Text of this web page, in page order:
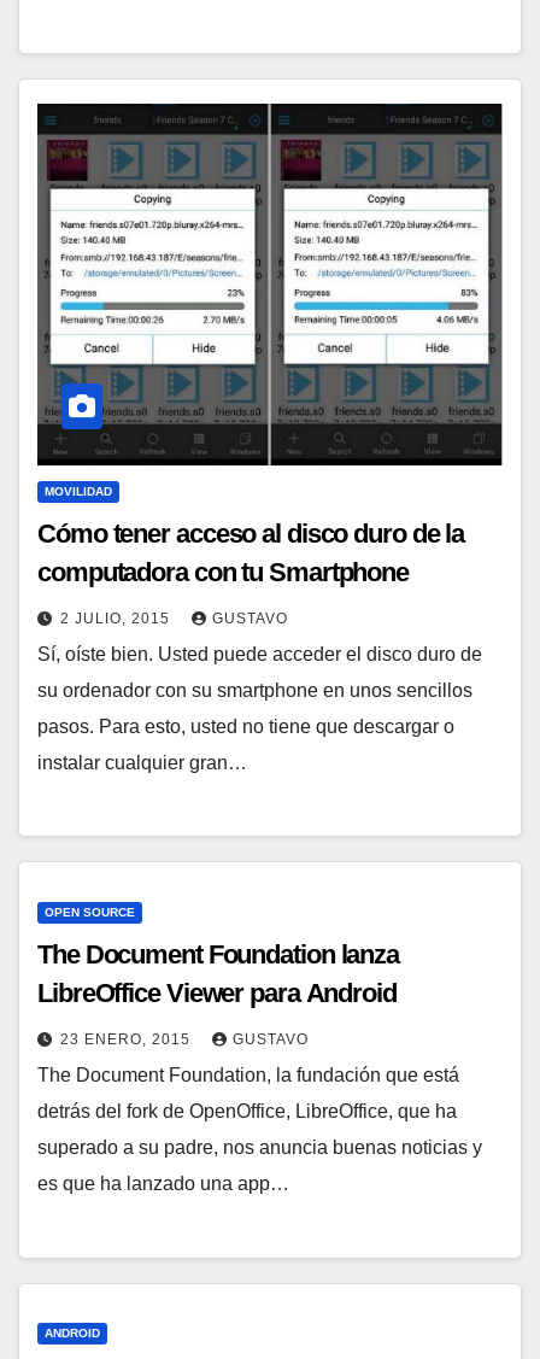
MOVILIDAD
Cómo tener acceso al disco duro de la
computadora con tu Smartphone
2 JULIO, 2015 GUSTAVO
Sí, oíste bien. Usted puede acceder el disco duro de
su ordenador con su smartphone en unos sencillos
pasos. Para esto, usted no tiene que descargar o
instalar cualquier gran…
OPEN SOURCE
The Document Foundation lanza
LibreOffice Viewer para Android
23 ENERO, 2015 GUSTAVO
The Document Foundation, la fundación que está
detrás del fork de OpenOffice, LibreOffice, que ha
superado a su padre, nos anuncia buenas noticias y
es que ha lanzado una app…
ANDROID